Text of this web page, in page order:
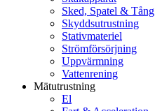
Sked, Spatel & Tång
Skyddsutrustning
Stativmateriel
Strömförsörjning
Uppvärmning
Vattenrening
Mätutrustning
El